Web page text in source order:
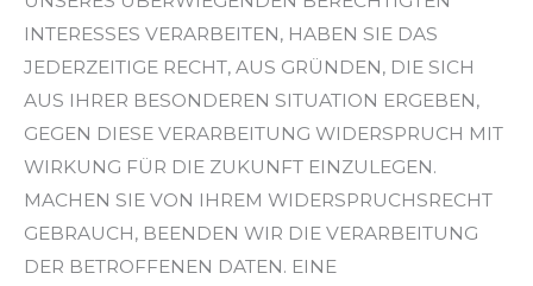
INTERESSES VERARBEITEN, HABEN SIE DAS
JEDERZEITIGE RECHT, AUS GRÜNDEN, DIE SICH
AUS IHRER BESONDEREN SITUATION ERGEBEN,
GEGEN DIESE VERARBEITUNG WIDERSPRUCH MIT
WIRKUNG FÜR DIE ZUKUNFT EINZULEGEN.
MACHEN SIE VON IHREM WIDERSPRUCHSRECHT
GEBRAUCH, BEENDEN WIR DIE VERARBEITUNG
DER BETROFFENEN DATEN. EINE